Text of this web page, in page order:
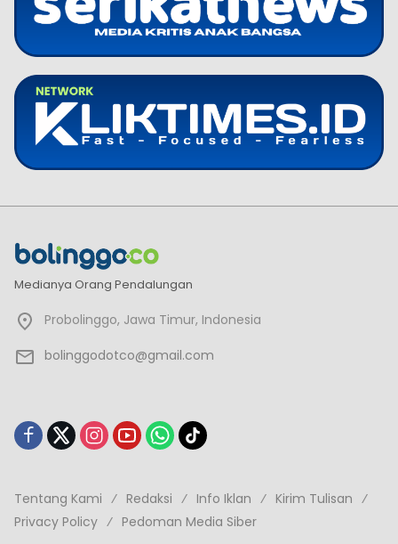
Medianya Orang Pendalungan
Probolinggo, Jawa Timur, Indonesia
bolinggodotco@gmail.com
Tentang Kami Redaksi Info Iklan
Kirim Tulisan
Privacy Policy
Pedoman Media Siber